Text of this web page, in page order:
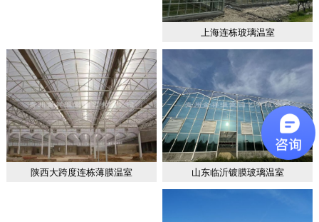
上海连栋玻璃温室
陕西大跨度连栋薄膜温室 山东临沂镀膜玻璃温室